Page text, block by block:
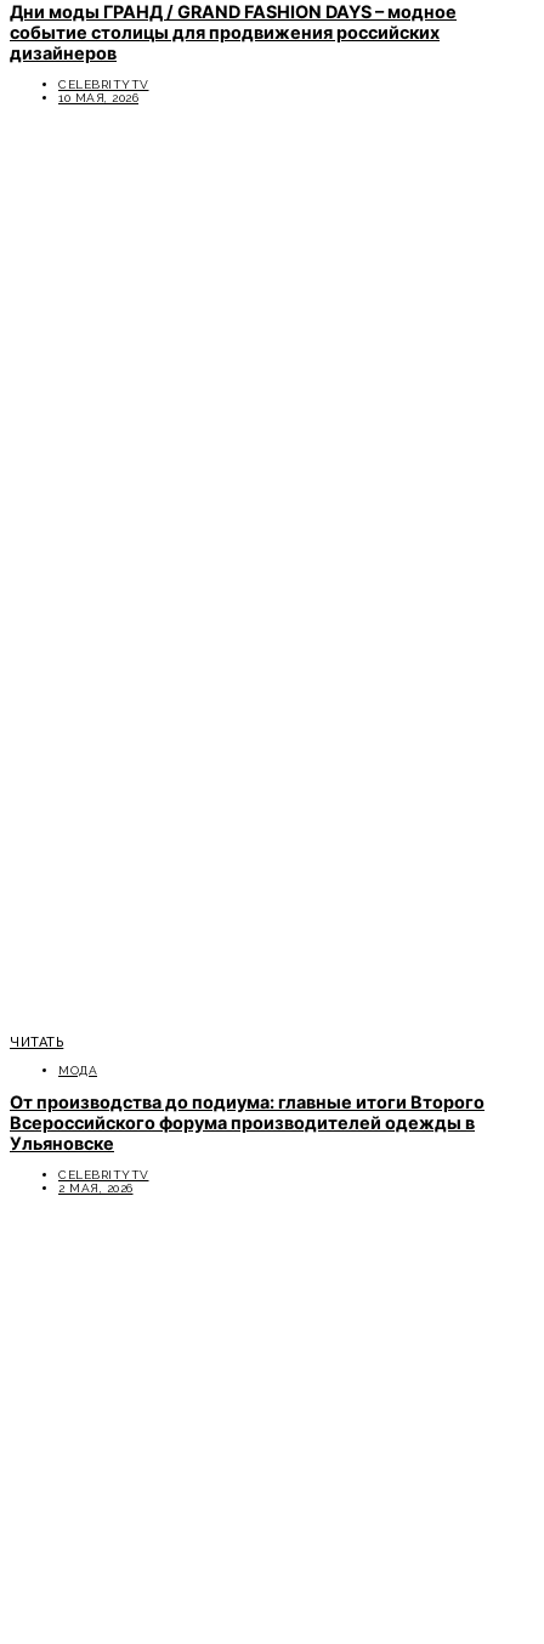
Дни моды ГРАНД / GRAND FASHION DAYS – модное
событие столицы для продвижения российских
дизайнеров
CELEBRITYTV
10 МАЯ, 2026
ЧИТАТЬ
МОДА
От производства до подиума: главные итоги Второго
Всероссийского форума производителей одежды в
Ульяновске
CELEBRITYTV
2 МАЯ, 2026